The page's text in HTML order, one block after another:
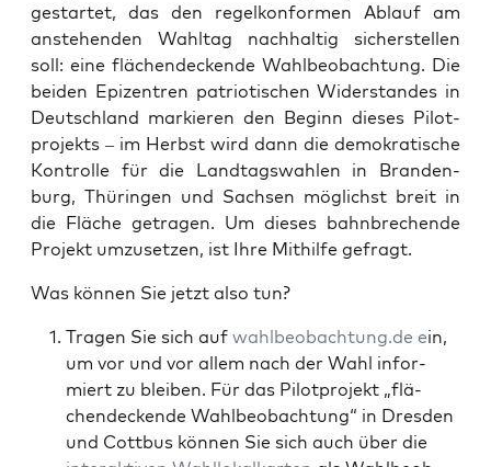
gestar­tet, das den regel­kon­for­men Ablauf am
anste­hen­den Wahl­tag nach­hal­tig sicher­stel­len
soll: eine flä­chen­de­cken­de Wahl­be­ob­ach­tung. Die
bei­den Epi­zen­tren patrio­ti­schen Wider­stan­des in
Deutsch­land mar­kie­ren den Beginn die­ses Pilot­
pro­jekts – im Herbst wird dann die demo­kra­ti­sche
Kon­trol­le für die Land­tags­wah­len in Bran­den­
burg, Thü­rin­gen und Sach­sen mög­lichst breit in
die Flä­che getra­gen. Um die­ses bahn­bre­chen­de
Pro­jekt umzu­set­zen, ist Ihre Mit­hil­fe gefragt.
Was kön­nen Sie jetzt also tun?
Tra­gen Sie sich auf wahlbeobachtung.de ein,
um vor und vor allem nach der Wahl infor­
miert zu blei­ben. Für das Pilot­pro­jekt „flä­
chen­de­cken­de Wahl­be­ob­ach­tung“ in Dres­den
und Cott­bus kön­nen Sie sich auch über die